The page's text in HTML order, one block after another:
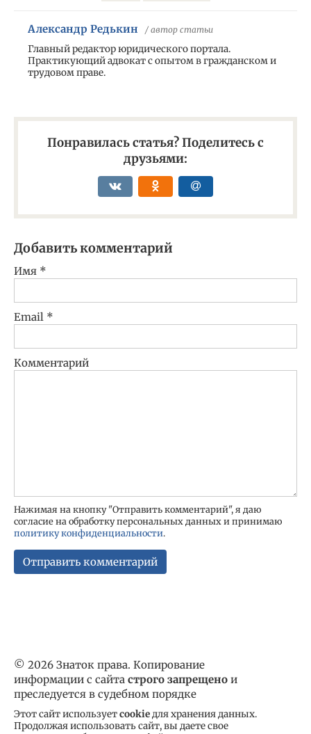
Александр Редькин / автор статьи
Главный редактор юридического портала.
Практикующий адвокат с опытом в гражданском и
трудовом праве.
Понравилась статья? Поделитесь с
друзьями:
Добавить комментарий
Имя *
Email *
Комментарий
Нажимая на кнопку "Отправить комментарий", я даю
согласие на обработку персональных данных и принимаю
политику конфиденциальности.
© 2026 Знаток права. Копирование
информации с сайта строго запрещено и
преследуется в судебном порядке
Этот сайт используетcookieдля хранения данных.
Продолжая использовать сайт, вы даете свое